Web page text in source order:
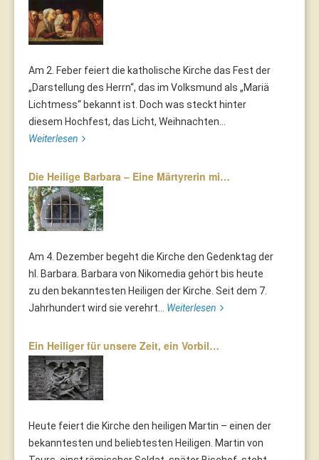
Am 2. Feber feiert die katholische Kirche das Fest der
„Darstellung des Herrn“, das im Volksmund als „Mariä
Lichtmess“ bekannt ist. Doch was steckt hinter
diesem Hochfest, das Licht, Weihnachten...
Weiterlesen
Die Heilige Barbara – Eine Märtyrerin mi…
Am 4. Dezember begeht die Kirche den Gedenktag der
hl. Barbara. Barbara von Nikomedia gehört bis heute
zu den bekanntesten Heiligen der Kirche. Seit dem 7.
Jahrhundert wird sie verehrt... Weiterlesen
Ein Heiliger für unsere Zeit, ein Vorbil…
Heute feiert die Kirche den heiligen Martin – einen der
bekanntesten und beliebtesten Heiligen. Martin von